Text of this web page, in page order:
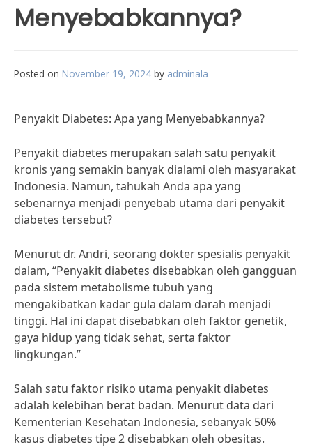
Menyebabkannya?
Posted on November 19, 2024 by adminala
Penyakit Diabetes: Apa yang Menyebabkannya?
Penyakit diabetes merupakan salah satu penyakit
kronis yang semakin banyak dialami oleh masyarakat
Indonesia. Namun, tahukah Anda apa yang
sebenarnya menjadi penyebab utama dari penyakit
diabetes tersebut?
Menurut dr. Andri, seorang dokter spesialis penyakit
dalam, “Penyakit diabetes disebabkan oleh gangguan
pada sistem metabolisme tubuh yang
mengakibatkan kadar gula dalam darah menjadi
tinggi. Hal ini dapat disebabkan oleh faktor genetik,
gaya hidup yang tidak sehat, serta faktor
lingkungan.”
Salah satu faktor risiko utama penyakit diabetes
adalah kelebihan berat badan. Menurut data dari
Kementerian Kesehatan Indonesia, sebanyak 50%
kasus diabetes tipe 2 disebabkan oleh obesitas.